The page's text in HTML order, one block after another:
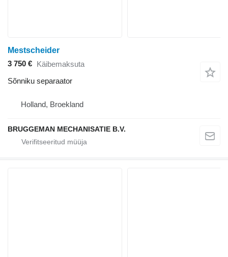
Mestscheider
3 750 € Käibemaksuta
Sõnniku separaator
Holland, Broekland
BRUGGEMAN MECHANISATIE B.V.